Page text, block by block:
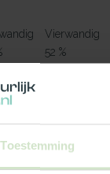
Toestemming
Vierwandig
52 %